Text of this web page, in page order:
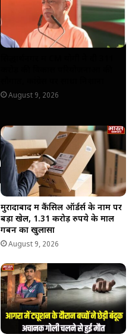
August 9, 2026
मुरादाबाद में कैंसिल ऑर्डर्स के नाम पर
बड़ा खेल, 1.31 करोड़ रुपये के माल
गबन का खुलासा
August 9, 2026